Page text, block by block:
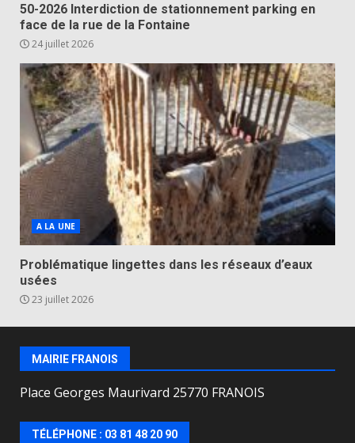
50-2026 Interdiction de stationnement parking en
face de la rue de la Fontaine
24 juillet 2026
A LA UNE
Problématique lingettes dans les réseaux d’eaux
usées
23 juillet 2026
MAIRIE FRANOIS
Place Georges Maurivard 25770 FRANOIS
TÉLÉPHONE : 03 81 48 20 90